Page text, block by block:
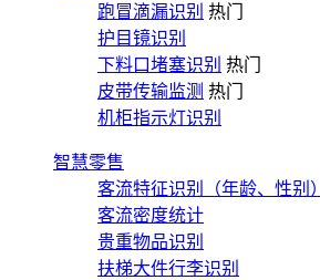
跑冒滴漏识别 热门
护目镜识别
下料口堵塞识别 热门
皮带传输监测 热门
机柜指示灯识别
智慧零售
客流特征识别（年龄、性别）
客流密度统计
贵重物品识别
扶梯大件行李识别